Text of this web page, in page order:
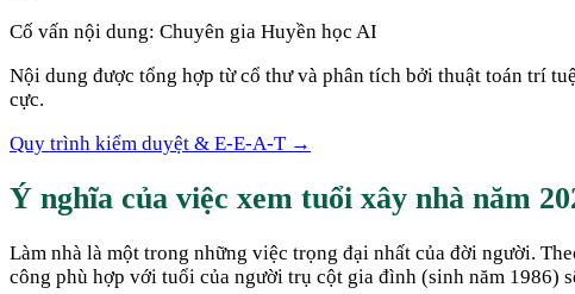
Cố vấn nội dung: Chuyên gia Huyền học AI
Nội dung được tổng hợp từ cổ thư và phân tích bởi thuật toán trí
cực.
Quy trình kiểm duyệt & E-E-A-T →
Ý nghĩa của việc xem tuổi xây nhà năm
Làm nhà là một trong những việc trọng đại nhất của đời người.
công phù hợp với tuổi của người trụ cột gia đình (sinh năm 1986)